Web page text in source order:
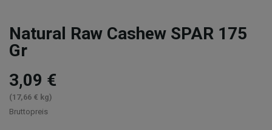
Natural Raw Cashew SPAR 175
Gr
3,09 €
(17,66 € kg)
Bruttopreis